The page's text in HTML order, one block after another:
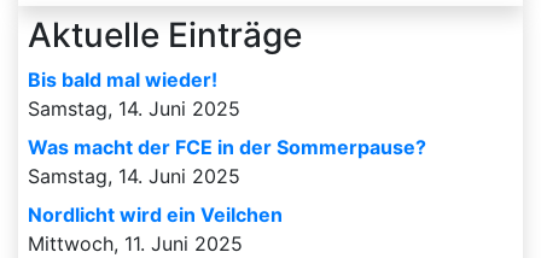
Aktuelle Einträge
Bis bald mal wieder!
Samstag, 14. Juni 2025
Was macht der FCE in der Sommerpause?
Samstag, 14. Juni 2025
Nordlicht wird ein Veilchen
Mittwoch, 11. Juni 2025